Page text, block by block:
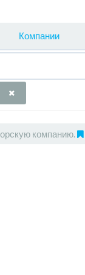
Компании
компанию.